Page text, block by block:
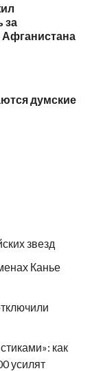
за
Афганистана
думские
звезд
Канье
как
усилят